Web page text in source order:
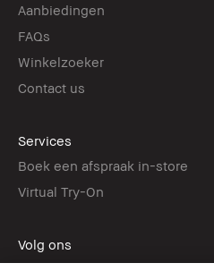
Aanbiedingen
FAQs
Winkelzoeker
Contact us
Services
Boek een afspraak in-store
Virtual Try-On
Volg ons